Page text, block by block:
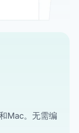
Mac。无需编